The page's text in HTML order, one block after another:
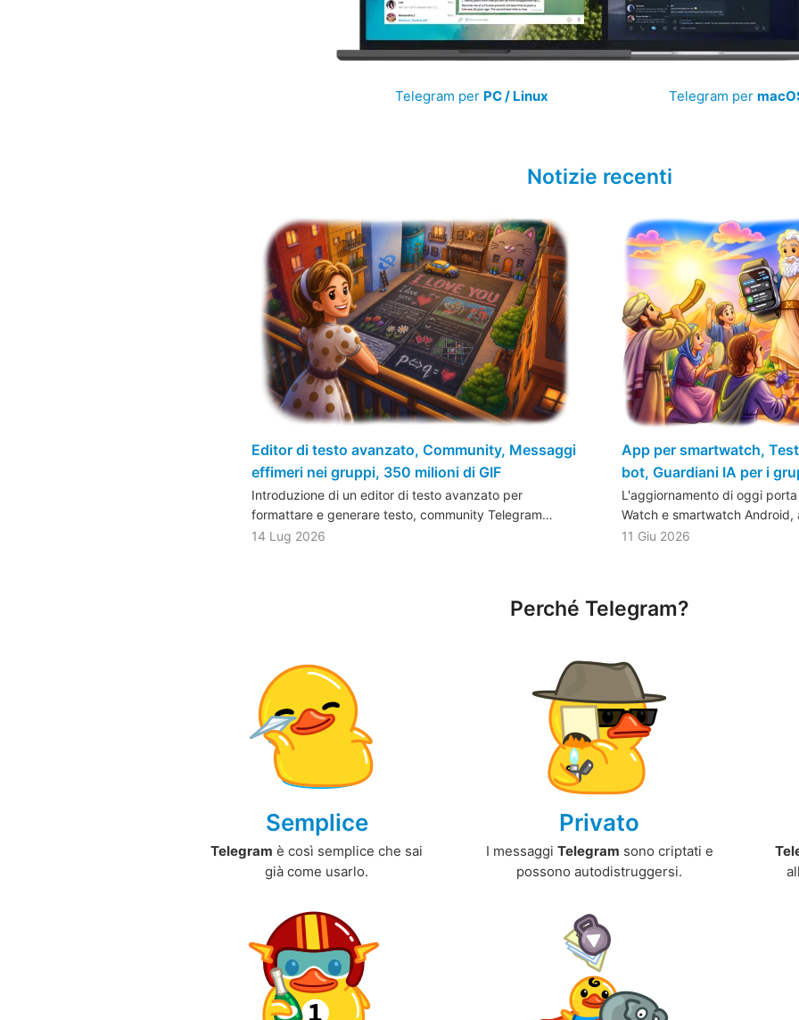
Telegram per PC / Linux Telegram per
Notizie recenti
Editor di testo avanzato, Community, Messaggi
effimeri nei gruppi, 350 milioni di GIF
Introduzione di un editor di testo avanzato per
formattare e generare testo, community Telegram…
14 Lug 2026
App per smartwatch,
bot, Guardiani IA per i
L'aggiornamento di oggi
Watch e smartwatch
11 Giu 2026
Perché Telegram?
Semplice
Telegram è così semplice che sai
già come usarlo.
Privato
I messaggi Telegram sono criptati e
possono autodistruggersi.